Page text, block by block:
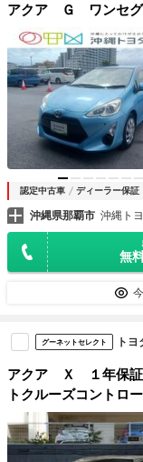
アクア Ｇ ワンセ
認定中古車 ディーラー保証
沖縄県那覇市 沖縄ト
無
グーネットセレクト トヨ
アクア Ｘ １年保
トクルーズコント
テム オートマチッ
ドランプ 電動格納